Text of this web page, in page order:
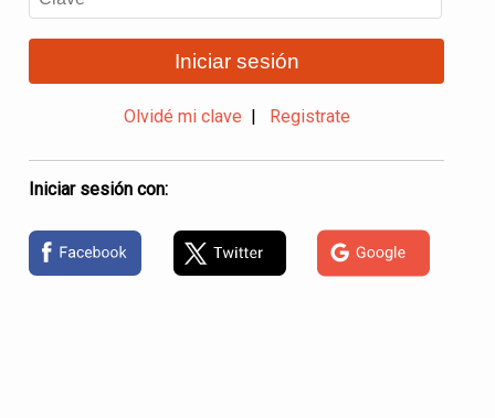
Iniciar sesión
Olvidé mi clave Registrate
Iniciar sesión con: